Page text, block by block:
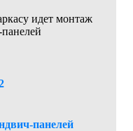
идет монтаж
панелей